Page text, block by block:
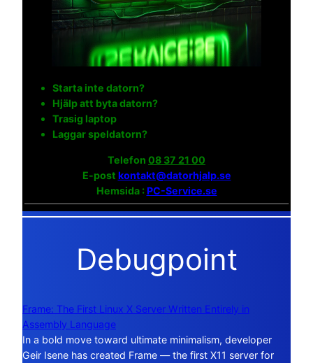
Starta inte datorn?
Hjälp att byta datorn?
Trasig laptop
Laggar speldatorn?
Telefon 08 37 21 00
E-post kontakt@datorhjalp.se
Hemsida :PC-Service.se
Debugpoint
Frame: The First Linux X Server Written Entirely in
Assembly Language
In a bold move toward ultimate minimalism, developer
Geir Isene has created Frame — the first X11 server for